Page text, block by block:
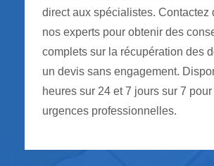
direct aux spécialistes. Contactez
nos experts pour obtenir des
complets sur la récupération des
un devis sans engagement.
heures sur 24 et 7 jours sur 7
urgences professionnelles.